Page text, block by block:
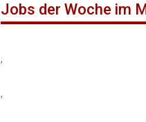
Jobs der Woche im
,
,